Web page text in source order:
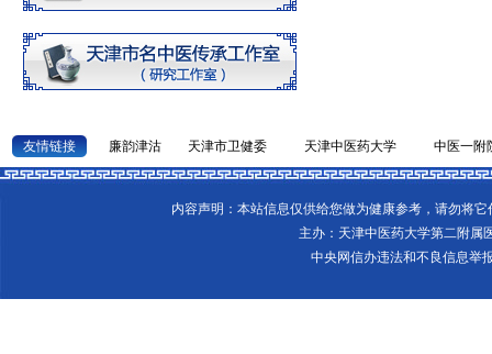
友情链接 廉韵津沽 天津市卫健委 天津中医药大学 中医一附
内容声明：本站信息仅供给您做为健康参考，请勿将
主办：天津中医药大学第二附属
中央网信办违法和不良信息举